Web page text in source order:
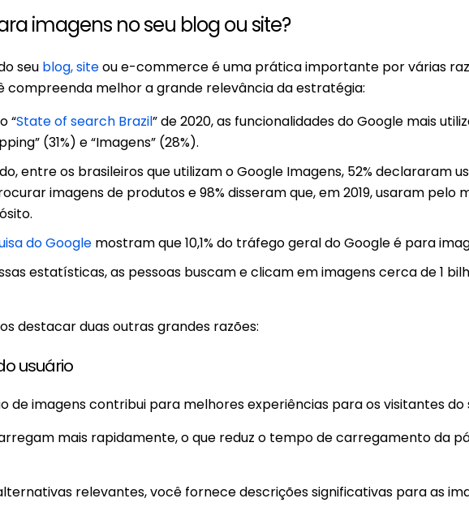
imagens no seu blog ou site?
seu blog, siteou e-commerce é uma prática importante por várias
compreenda melhor a grande relevância da estratégia:
“State of search Brazil” de 2020, as funcionalidades do Google mais
(31%) e “Imagens” (28%).
entre os brasileiros que utilizam o Google Imagens, 52% declararam
imagens de produtos e 98% disseram que, em 2019, usaram pelo
do Google mostram que 10,1% do tráfego geral do Google é para
estatísticas, as pessoas buscam e clicam em imagens cerca de 1
destacar duas outras grandes razões:
usuário
de imagens contribui para melhores experiências para os visitantes do
mais rapidamente, o que reduz o tempo de carregamento da
relevantes, você fornece descrições significativas para as